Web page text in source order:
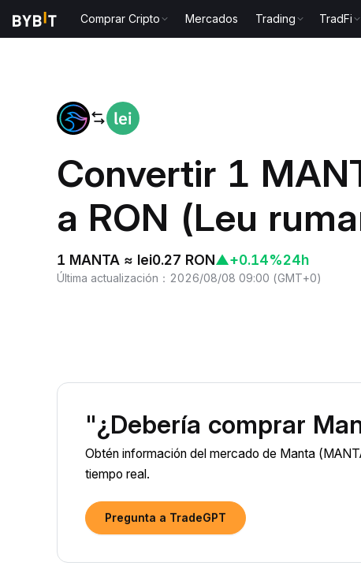
Comprar Cripto Mercados Trading TradFi
Convertir 1
a RON (Leu
1 MANTA ≈ lei0.27 RON▲+0.14%24h
Última actualización ： 2026/08/08 09:00 (GMT+0)
"¿Debería comprar
Obtén información del mercado de Manta
tiempo real.
Pregunta a TradeGPT